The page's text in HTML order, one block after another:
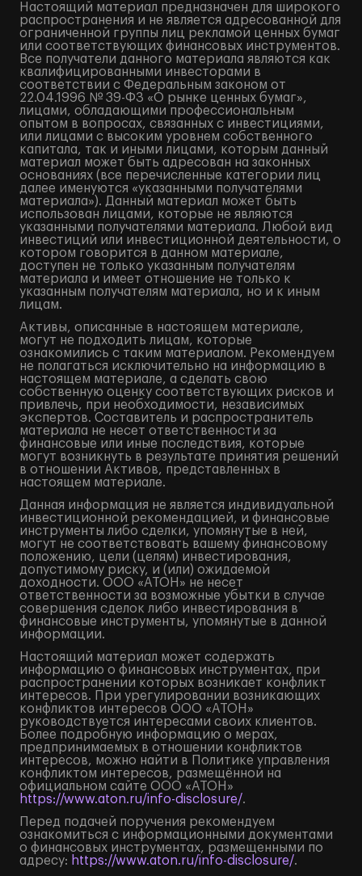
Настоящий материал предназначен для широкого
распространения и не является адресованной для
ограниченной группы лиц рекламой ценных бумаг
или соответствующих финансовых инструментов.
Все получатели данного материала являются как
квалифицированными инвесторами в
соответствии с Федеральным законом от
22.04.1996 № 39-ФЗ «О рынке ценных бумаг»,
лицами, обладающими профессиональным
опытом в вопросах, связанных с инвестициями,
или лицами с высоким уровнем собственного
капитала, так и иными лицами, которым данный
материал может быть адресован на законных
основаниях (все перечисленные категории лиц
далее именуются «указанными получателями
материала»). Данный материал может быть
использован лицами, которые не являются
указанными получателями материала. Любой вид
инвестиций или инвестиционной деятельности, о
котором говорится в данном материале,
доступен не только указанным получателям
материала и имеет отношение не только к
указанным получателям материала, но и к иным
лицам.
Активы, описанные в настоящем материале,
могут не подходить лицам, которые
ознакомились с таким материалом. Рекомендуем
не полагаться исключительно на информацию в
настоящем материале, а сделать свою
собственную оценку соответствующих рисков и
привлечь, при необходимости, независимых
экспертов. Составитель и распространитель
материала не несет ответственности за
финансовые или иные последствия, которые
могут возникнуть в результате принятия решений
в отношении Активов, представленных в
настоящем материале.
Данная информация не является индивидуальной
инвестиционной рекомендацией, и финансовые
инструменты либо сделки, упомянутые в ней,
могут не соответствовать вашему финансовому
положению, цели (целям) инвестирования,
допустимому риску, и (или) ожидаемой
доходности. ООО «АТОН» не несет
ответственности за возможные убытки в случае
совершения сделок либо инвестирования в
финансовые инструменты, упомянутые в данной
информации.
Настоящий материал может содержать
информацию о финансовых инструментах, при
распространении которых возникает конфликт
интересов. При урегулировании возникающих
конфликтов интересов ООО «АТОН»
руководствуется интересами своих клиентов.
Более подробную информацию о мерах,
предпринимаемых в отношении конфликтов
интересов, можно найти в Политике управления
конфликтом интересов, размещённой на
официальном сайте ООО «АТОН»
https://www.aton.ru/info-disclosure/.
Перед подачей поручения рекомендуем
ознакомиться с информационными документами
о финансовых инструментах, размещенными по
адресу: https://www.aton.ru/info-disclosure/.